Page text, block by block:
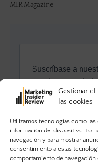
Gestionar
las cookies
Utilizamos tecnologías como
información del dispositivo. Lo
navegación y para mostrar
consentimiento a estas
comportamiento de navegación
MIR Magazine